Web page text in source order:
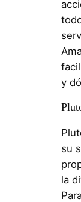
y
su
la